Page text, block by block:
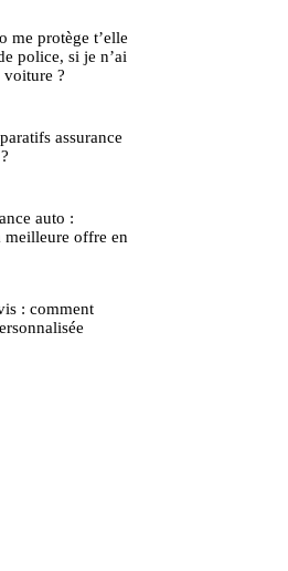
me protège t’elle
police, si je n’ai
voiture ?
assurance
auto :
meilleure offre en
: comment